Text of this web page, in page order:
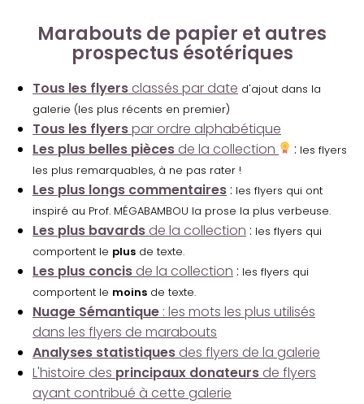
Marabouts de papier et autres
prospectus ésotériques
Tous les flyers classés par date d'ajout dans la
galerie (les plus récents en premier)
Tous les flyerspar ordre alphabétique
Les plus belles pièces de la collection : les flyers
les plus remarquables, à ne pas rater !
Les plus longs commentaires : les flyers qui ont
inspiré au Prof. MÉGABAMBOU la prose la plus verbeuse.
Les plus bavards de la collection : les flyers qui
comportent le plus de texte.
Les plus concis de la collection : les flyers qui
comportent le moins de texte.
Nuage Sémantique : les mots les plus utilisés
dans les flyers de marabouts
Analyses statistiques des flyers de la galerie
L'histoire des principaux donateurs de flyers
ayant contribué à cette galerie